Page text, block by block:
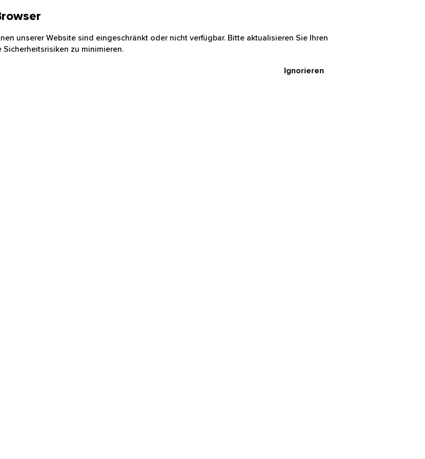
unserer Website sind eingeschränkt oder nicht verfügbar. Bitte aktualisieren Sie Ihren
zu minimieren.
Ignorieren